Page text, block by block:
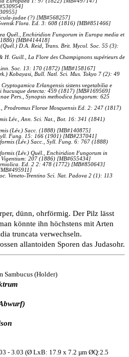
judae (?) [MB#568257]
Flora. Ed. 3: 608 (1816) [MB#851466]
Quél., Enchiridion Fungorum in Europa media et
[MB#414418]
D.A. Reid, Trans. Brit. Mycol. Soc. 55 (3):
Guill., La Flore des Champignons supérieurs de
Soc. 13: 170 (1872) [MB#158167]
Kobayasi, Bull. Natl. Sci. Mus. Tokyo 7 (2): 49
Erlangensis sistens vegetabilia e
hucusque detecta: 459 (1817) [MB#169569]
Pers., Synopsis methodica fungorum: 625
Prodromus Florae Mosquensis Ed. 2: 247 (1817)
Lév., Ann. Sci. Nat., Bot. 16: 341 (1841)
(Lév.) Sacc. (1888) [MB#140875]
Fung. 15: 166 (1901) [MB#237041]
(Lév.) Sacc., Syll. Fung. 6: 767 (1888)
(Lév.) Quél., Enchiridion Fungorum in
207 (1886) [MB#655434]
Ed. 2 2: 478 (1772) [MB#850643]
Veneto-Trentino Sci. Nat. Padova 2 (1): 113
dünn, ohrförmig. Der Pilz lässt
könnte ihn höchstens mit Arten
truncata verwechseln.
allantoiden Sporen das Judasohr.
Sambucus (Holder)
- 3.03 (Ø LxB: 17.9 x 7.2 µm ØQ:2.5